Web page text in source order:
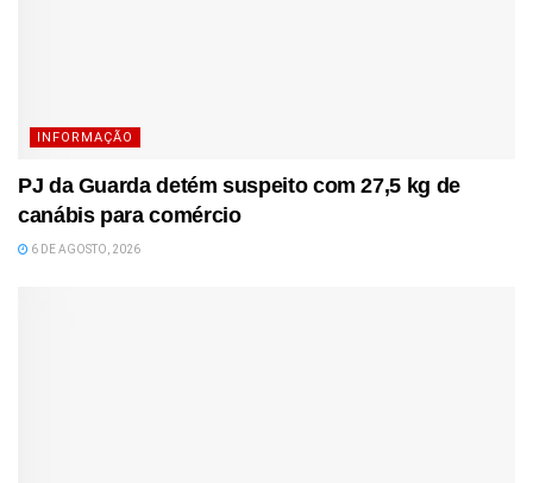
INFORMAÇÃO
PJ da Guarda detém suspeito com 27,5 kg de
canábis para comércio
6 DE AGOSTO, 2026